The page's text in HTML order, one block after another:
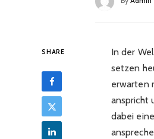
SHARE
In der
setzen
erwarten
anspricht
dabei